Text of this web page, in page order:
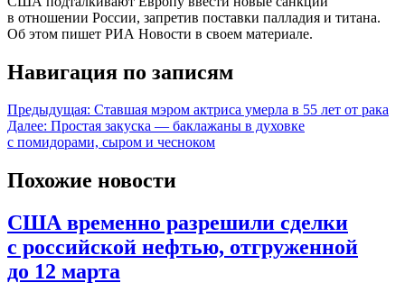
в отношении России, запретив поставки палладия и титана.
Об этом пишет РИА Новости в своем материале.
Навигация по записям
Предыдущая: Ставшая мэром актриса умерла в 55 лет от рака
Далее: Простая закуска — баклажаны в духовке
с помидорами, сыром и чесноком
Похожие новости
США временно разрешили сделки
с российской нефтью, отгруженной
до 12 марта